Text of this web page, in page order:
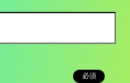
必須